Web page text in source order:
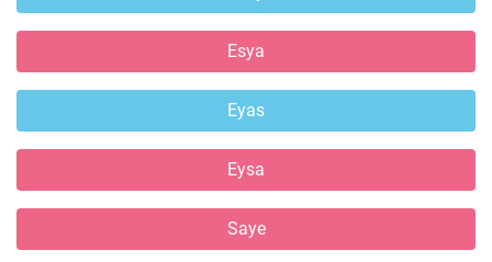
Esya
Eyas
Eysa
Saye